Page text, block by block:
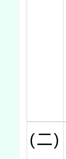
(二)